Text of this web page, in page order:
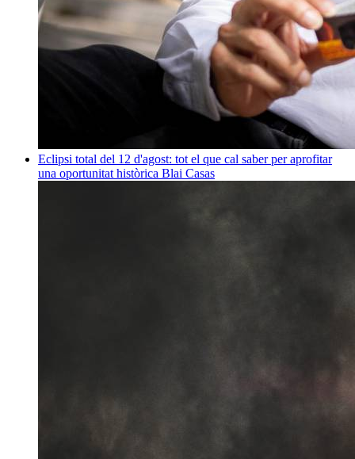
Eclipsi total del 12 d'agost: tot el que cal saber per aprofitar
una oportunitat històrica Blai Casas